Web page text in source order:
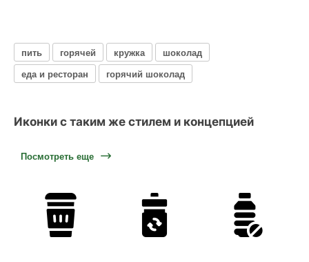
пить горячей кружка
шоколад
еда и ресторан
горячий шоколад
Иконки с таким же стилем и концепцией
Посмотреть еще